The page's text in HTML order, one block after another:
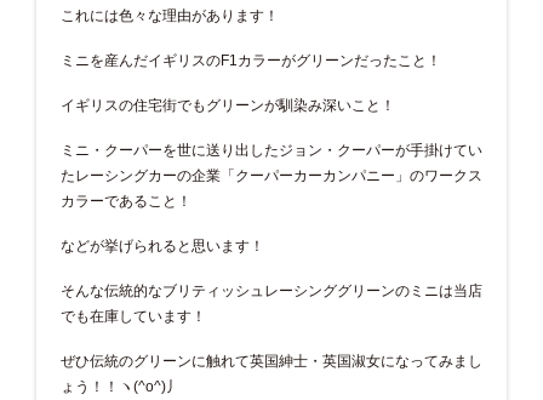
これには色々な理由があります！
ミニを産んだイギリスのF1カラーがグリーンだったこと！
イギリスの住宅街でもグリーンが馴染み深いこと！
ミニ・クーパーを世に送り出したジョン・クーパーが手掛けてい
たレーシングカーの企業「クーパーカーカンパニー」のワークス
カラーであること！
などが挙げられると思います！
そんな伝統的なブリティッシュレーシンググリーンのミニは当店
でも在庫しています！
ぜひ伝統のグリーンに触れて英国紳士・英国淑女になってみまし
ょう！！ヽ(^o^)丿